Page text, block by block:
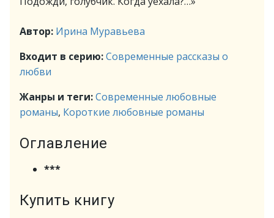
Автор: Ирина Муравьева
Входит в серию:Современные рассказы о
любви
Жанры и теги:Современные любовные
романы, Короткие любовные романы
Оглавление
***
Купить книгу